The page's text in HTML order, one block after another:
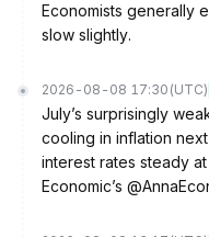
Economists generally
slow slightly.
2026-08-08 17:30 (UTC)
July’s surprisingly
cooling in inflation
interest rates steady
Economic’s